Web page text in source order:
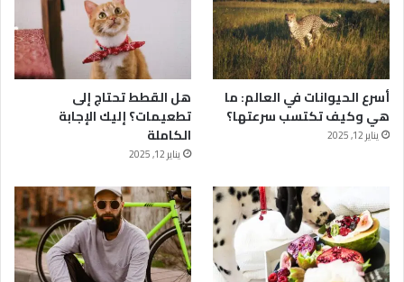
أسرع الحيوانات في العالم: ما
هي وكيف تكتسب سرعتها؟
يناير 12, 2025
هل القطط تحتاج إلى
تطعيمات؟ إليك الإجابة
الكاملة
يناير 12, 2025